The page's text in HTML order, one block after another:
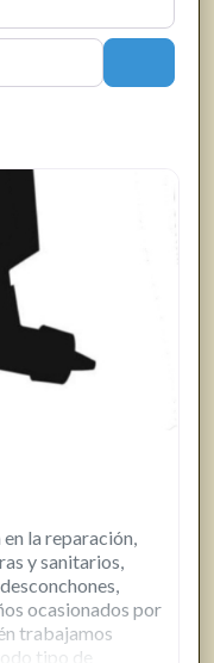
la reparación,
y sanitarios,
ocasionados por
trabajamos
tipo de